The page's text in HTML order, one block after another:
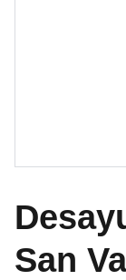
San